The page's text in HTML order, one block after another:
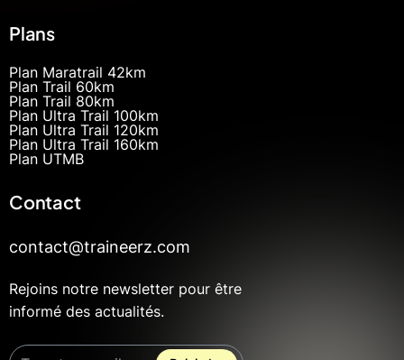
Plans
Plan Maratrail 42km
Plan Trail 60km
Plan Trail 80km
Plan Ultra Trail 100km
Plan Ultra Trail 120km
Plan Ultra Trail 160km
Plan UTMB
Contact
contact@traineerz.com
Rejoins notre newsletter pour être
informé des actualités.